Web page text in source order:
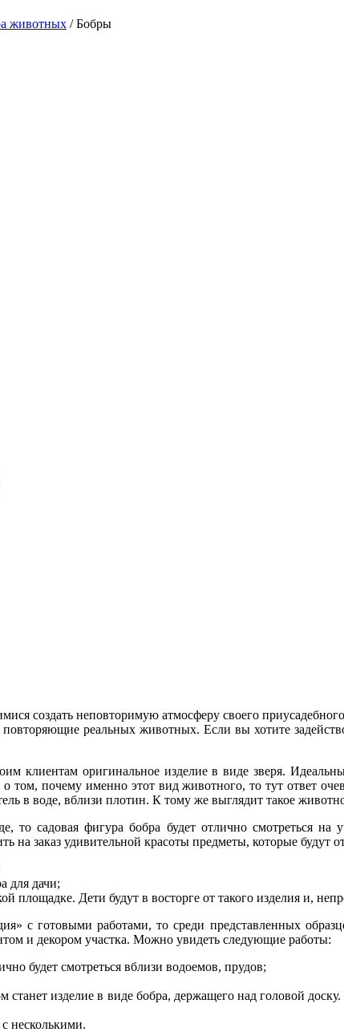
животных /Бобры
создать неповторимую атмосферу своего
реальных животных. Если вы хотите
клиентам оригинальное изделие в виде зверя.
том, почему именно этот вид животного, то тут ответ
в воде, вблизи плотин. К тому же выглядит такое
то садовая фигура бобра будет отлично смотреться на
на заказ удивительной красоты предметы, которые будут
для дачи;
площадке. Дети будут в восторге от такого изделия и,
с готовыми работами, то среди представленных
и декором участка. Можно увидеть следующие работы:
будет смотреться вблизи водоемов, прудов;
изделие в виде бобра, держащего над головой
несколькими.